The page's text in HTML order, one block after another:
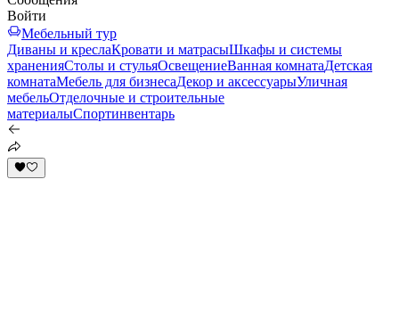
Войти
Мебельный тур
Диваны и креслаКровати и матрасыШкафы и системы
храненияСтолы и стульяОсвещениеВанная комнатаДетская
комнатаМебель для бизнесаДекор и аксессуарыУличная
мебельОтделочные и строительные
материалыСпортинвентарь